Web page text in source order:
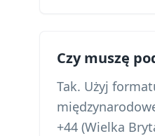
Czy muszę
Tak. Użyj
+44 (Wielka